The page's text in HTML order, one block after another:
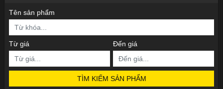
Tên sản phẩm
Từ giá Đến giá
TÌM KIẾM SẢN PHẨM